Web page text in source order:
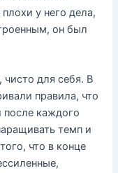
у него дела,
он был
для себя. В
правила, что
после каждого
темп и
что в конце